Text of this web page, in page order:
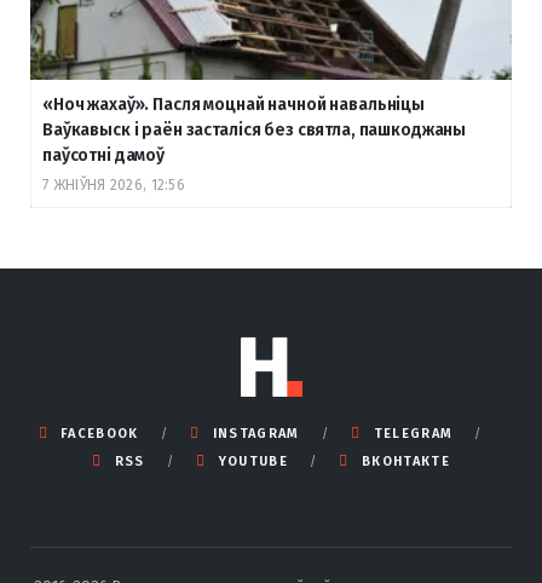
«Ноч жахаў». Пасля моцнай начной навальніцы
Ваўкавыск і раён засталіся без святла, пашкоджаны
паўсотні дамоў
7 ЖНІЎНЯ 2026, 12:56
FACEBOOK INSTAGRAM
TELEGRAM
RSS
YOUTUBE ВКОНТАКТЕ